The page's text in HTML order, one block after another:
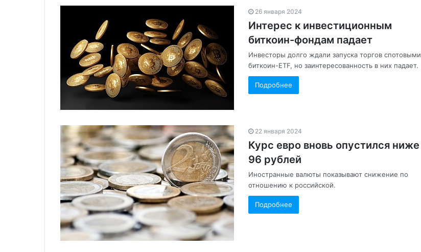
26 января 2024
Интерес к инвестиционным
биткоин-фондам падает
Инвесторы долго ждали запуска торгов спотовыми
биткоин-ETF, но заинтересованность в них падает.
Подробнее
22 января 2024
Курс евро вновь опустился ниже
96 рублей
Иностранные валюты показывают снижение по
отношению к российской.
Подробнее